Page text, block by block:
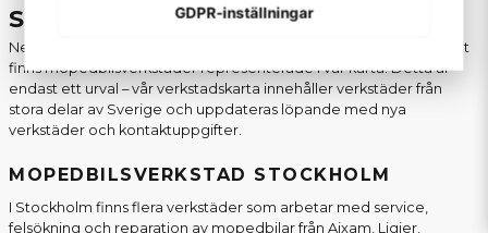
SVERIGES STÖRSTA STÄDER
Nedan följer exempel på några av Sveriges största städer där det
finns mopedbilsverkstäder representerade i vår karta. Detta är
endast ett urval – vår verkstadskarta innehåller verkstäder från
stora delar av Sverige och uppdateras löpande med nya
verkstäder och kontaktuppgifter.
MOPEDBILSVERKSTAD STOCKHOLM
I Stockholm finns flera verkstäder som arbetar med service,
felsökning och reparation av mopedbilar från Aixam, Ligier,
GDPR-inställningar